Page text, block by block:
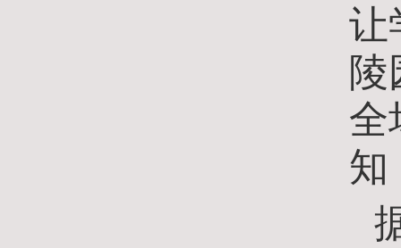
让
全
知